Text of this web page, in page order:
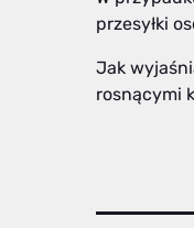
przesyłki
Jak
rosnącymi